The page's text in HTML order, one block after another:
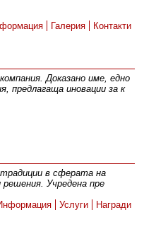
Галерия Контакти
Доказано име, едно
предлагаща иновации за к
в сферата на
Учредена пре
Услуги Награди